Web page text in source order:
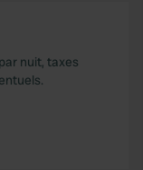
nuit, taxes